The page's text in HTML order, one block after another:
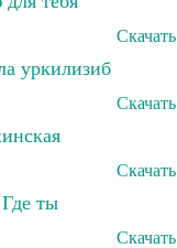
Скачать
уркилизиб
Скачать
Скачать
ты
Скачать